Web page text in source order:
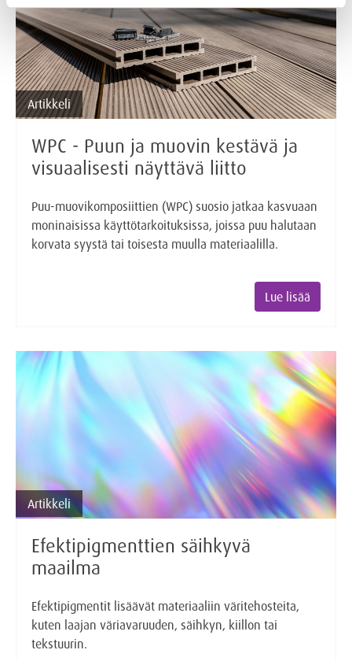
Artikkeli
WPC - Puun ja muovin kestävä ja
visuaalisesti näyttävä liitto
Puu-muovikomposiittien (WPC) suosio jatkaa kasvuaan
moninaisissa käyttötarkoituksissa, joissa puu halutaan
korvata syystä tai toisesta muulla materiaalilla.
Lue lisää
Artikkeli
Efektipigmenttien säihkyvä
maailma
Efektipigmentit lisäävät materiaaliin väritehosteita,
kuten laajan väriavaruuden, säihkyn, kiillon tai
tekstuurin.